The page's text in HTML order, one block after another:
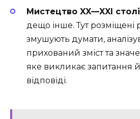
Мистецтво XX—XXI
дещо інше. Тут розміщені
змушують думати,
прихований зміст та
яке викликає запитання
відповіді.